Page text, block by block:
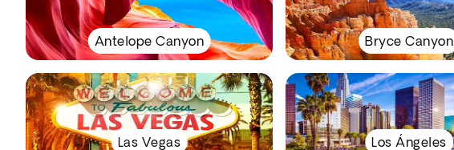
Antelope Canyon Bryce Canyon
Las Vegas Los Ángeles